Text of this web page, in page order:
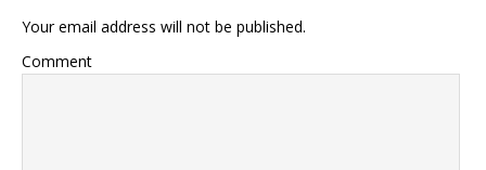
Your email address will not be published.
Comment